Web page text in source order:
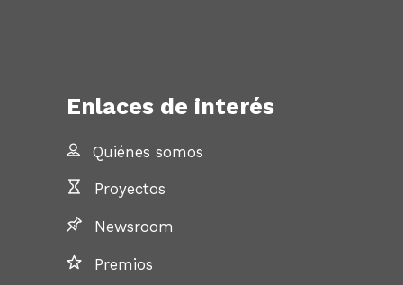
Enlaces de interés
Quiénes somos
Proyectos
Newsroom
Premios